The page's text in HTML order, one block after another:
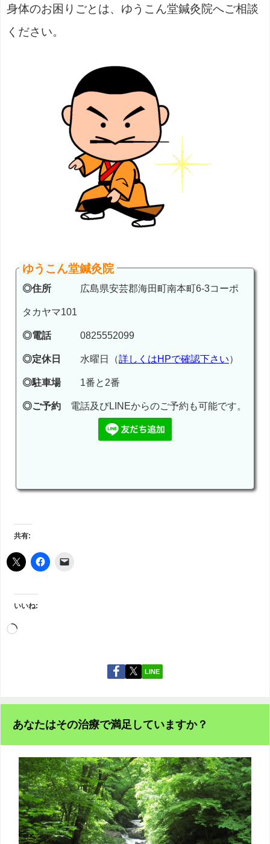
身体のお困りごとは、ゆうこん堂鍼灸院へご相談
ください。
ゆうこん堂鍼灸院
◎住所 広島県安芸郡海田町南本町6-3コーポ
タカヤマ101
◎電話0825552099
◎定休日 水曜日（詳しくはHPで確認下さい）
◎駐車場1番と2番
◎ご予約 電話及びLINEからのご予約も可能です。
共有:
いいね:
LINE
あなたはその治療で満足していますか？